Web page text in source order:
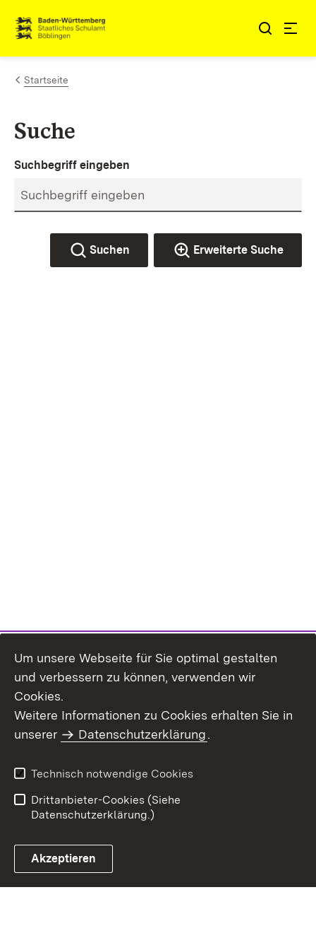
Zum Inhalt springen
Link zur Startseite
Startseite
Suche
Suchbegriff eingeben
Suchen Erweiterte Suche
Benutzungshinweise
Erklärung zur
Um unsere Webseite für Sie optimal gestalten
und verbessern zu können, verwenden wir
Cookies.
Weitere Informationen zu Cookies erhalten Sie in
unserer
Datenschutzerklärung.
Technisch notwendige Cookies
Drittanbieter-Cookies (Siehe
Datenschutzerklärung.)
Akzeptieren